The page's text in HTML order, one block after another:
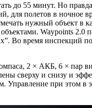
до 55 минут. Но
для полетов в
нужный объект в
Waypoints 2.0
Во время инспекций
2 × АКБ, 6 × пар
сверху и снизу и
Управление при этом